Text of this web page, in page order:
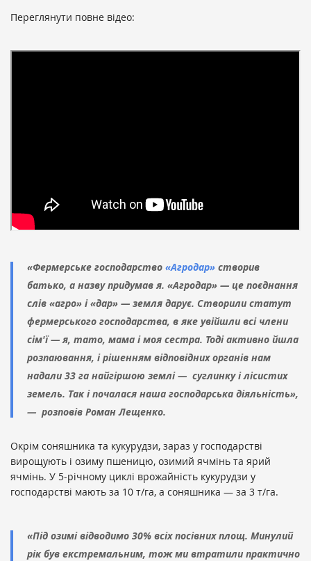
Переглянути повне відео:
«Фермерське господарство «Агродар» створив
батько, а назву придумав я. «Агродар» — це поєднання
слів «агро» і «дар» — земля дарує. Створили статут
фермерського господарства, в яке увійшли всі члени
сім'ї — я, тато, мама і моя сестра. Тоді активно йшла
розпаювання, і рішенням відповідних органів нам
надали 33 га найгіршою землі — суглинку і лісистих
земель. Так і почалася наша господарська діяльність»,
— розповів Роман Лещенко.
Окрім соняшника та кукурудзи, зараз у господарстві
вирощують і озиму пшеницю, озимий ячмінь та ярий
ячмінь. У 5-річному циклі врожайність кукурудзи у
господарстві мають за 10 т/га, а соняшника — за 3 т/га.
«Під озимі відводимо 30% всіх посівних площ. Минулий
рік був екстремальним, тож ми втратили практично